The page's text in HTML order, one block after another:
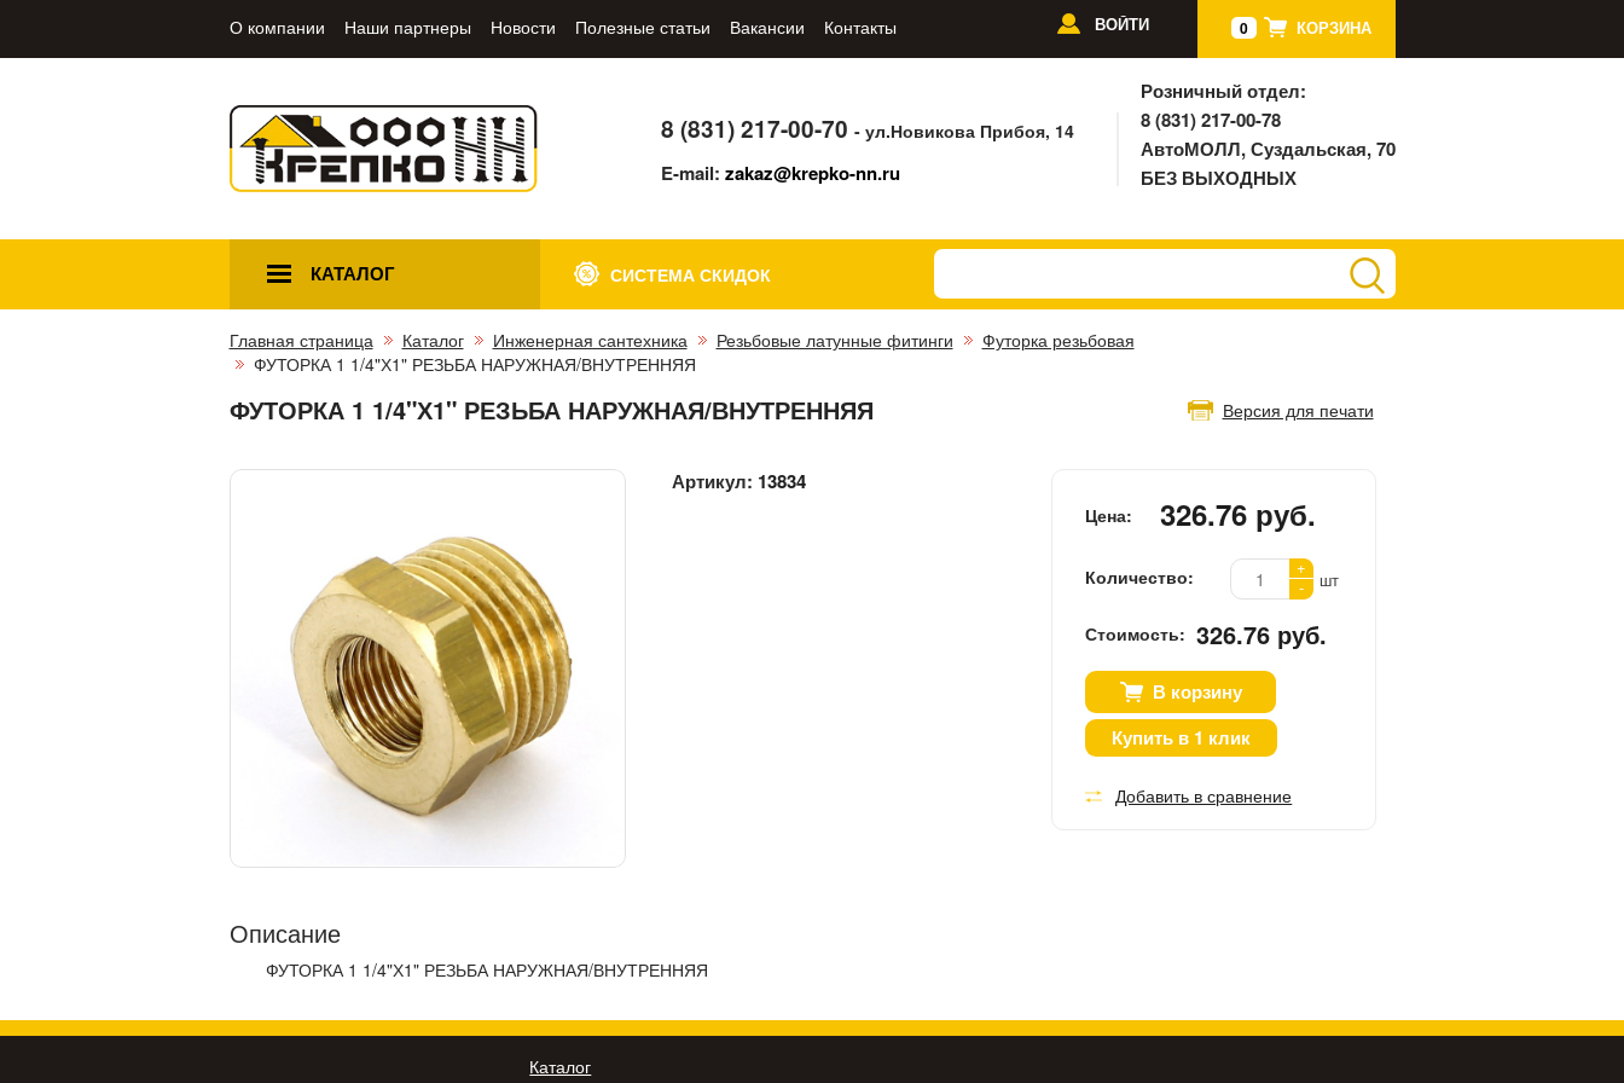
О компании Наши партнеры Новости Полезные статьи Вакансии Контакты 0 КОРЗИНА
ВОЙТИ
8 (831) 217-00-70- ул.Новикова Прибоя, 14
E-mail:zakaz@krepko-nn.ru
Розничный отдел:
8 (831) 217-00-78
АвтоМОЛЛ, Суздальская, 70
БЕЗ ВЫХОДНЫХ
КАТАЛОГ СИСТЕМА СКИДОК
Главная страница Каталог Инженерная сантехника Резьбовые латунные фитинги
Футорка резьбовая
ФУТОРКА 1 1/4"Х1" РЕЗЬБА НАРУЖНАЯ/ВНУТРЕННЯЯ
Версия для печати
ФУТОРКА 1 1/4"Х1" РЕЗЬБА НАРУЖНАЯ/ВНУТРЕННЯЯ
Артикул: 13834
Цена: 326.76 руб.
Количество:
+
-
шт
Стоимость: 326.76 руб.
В корзину
Купить в 1 клик
Добавить в сравнение
Описание
ФУТОРКА 1 1/4"Х1" РЕЗЬБА НАРУЖНАЯ/ВНУТРЕННЯЯ
Каталог